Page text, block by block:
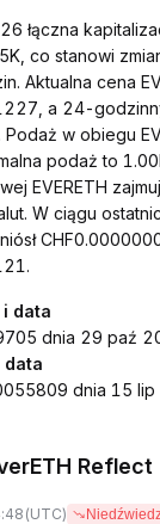
łączna
co stanowi
Aktualna cena
a 24-
w obiegu
podaż to
EVERETH
W ciągu
data
dnia 29 paź
data
dnia 15
Reflect
(UTC)